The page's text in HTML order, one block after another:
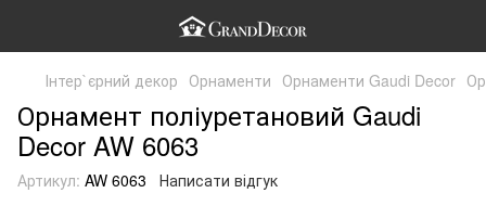
Інтер`єрний декор Орнаменти Орнаменти Gaudi Decor
Орнамент поліуретановий Gaudi
Decor AW 6063
Артикул: AW 6063 Написати відгук